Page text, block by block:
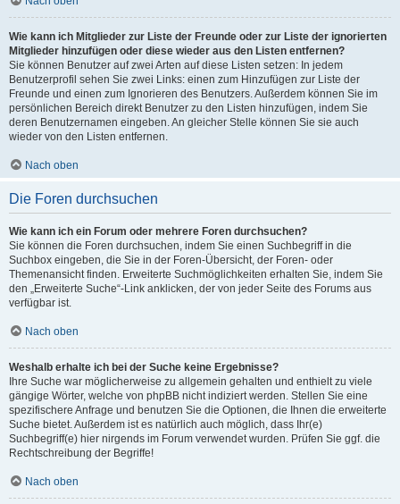
Wie kann ich Mitglieder zur Liste der Freunde oder zur Liste der ignorierten
Mitglieder hinzufügen oder diese wieder aus den Listen entfernen?
Sie können Benutzer auf zwei Arten auf diese Listen setzen: In jedem
Benutzerprofil sehen Sie zwei Links: einen zum Hinzufügen zur Liste der
Freunde und einen zum Ignorieren des Benutzers. Außerdem können Sie im
persönlichen Bereich direkt Benutzer zu den Listen hinzufügen, indem Sie
deren Benutzernamen eingeben. An gleicher Stelle können Sie sie auch
wieder von den Listen entfernen.
Nach oben
Die Foren durchsuchen
Wie kann ich ein Forum oder mehrere Foren durchsuchen?
Sie können die Foren durchsuchen, indem Sie einen Suchbegriff in die
Suchbox eingeben, die Sie in der Foren-Übersicht, der Foren- oder
Themenansicht finden. Erweiterte Suchmöglichkeiten erhalten Sie, indem Sie
den „Erweiterte Suche“-Link anklicken, der von jeder Seite des Forums aus
verfügbar ist.
Nach oben
Weshalb erhalte ich bei der Suche keine Ergebnisse?
Ihre Suche war möglicherweise zu allgemein gehalten und enthielt zu viele
gängige Wörter, welche von phpBB nicht indiziert werden. Stellen Sie eine
spezifischere Anfrage und benutzen Sie die Optionen, die Ihnen die erweiterte
Suche bietet. Außerdem ist es natürlich auch möglich, dass Ihr(e)
Suchbegriff(e) hier nirgends im Forum verwendet wurden. Prüfen Sie ggf. die
Rechtschreibung der Begriffe!
Nach oben